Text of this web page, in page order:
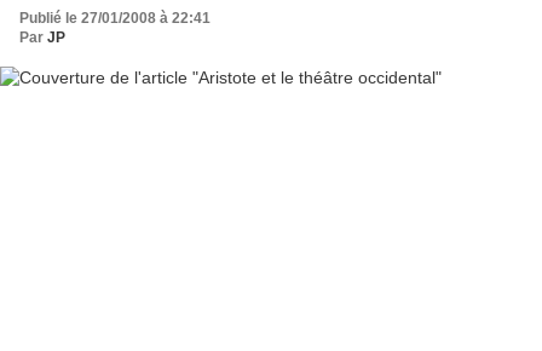
Publié le 27/01/2008 à 22:41
Par JP